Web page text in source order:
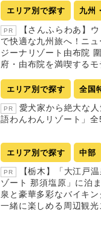
エリア別で探す 九州
PR
【さんふらわあ】
で快適な九州旅へ！ニ
ジーナリゾート由布院
府・由布院を満喫するモ
エリア別で探す 全国
PR
愛犬家から絶大な
語わんわんリゾート」全
エリア別で探す 中部
PR
【栃木】「大江戸
ゾート 那須塩原」に泊
泉と豪華多彩なバイキ
一緒に楽しめる周辺観